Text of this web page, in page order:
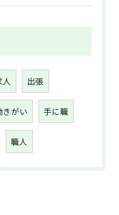
人 出張
きがい 手に職
職人